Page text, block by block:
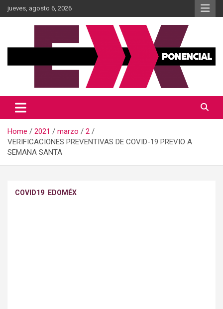
Skip
to
jueves, agosto 6, 2026
Diario Xponencial Mx
Home 2021 marzo
2
VERIFICACIONES PREVENTIVAS DE COVID-19 PREVIO A
SEMANA SANTA
COVID19 EDOMÉX